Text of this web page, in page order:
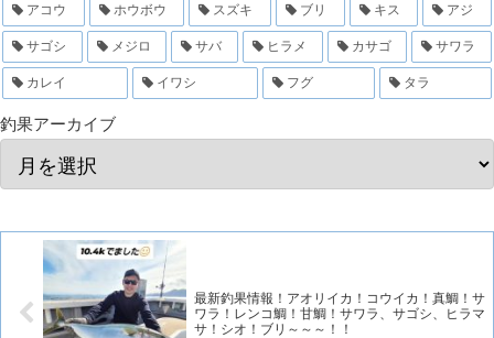
アコウ ホウボウ スズキ ブリ キス アジ
サゴシ メジロ サバ ヒラメ カサゴ サワラ
カレイ イワシ フグ タラ
釣果アーカイブ
最新釣果情報！アオリイカ！コウイカ！真鯛！サ
ワラ！レンコ鯛！甘鯛！サワラ、サゴシ、ヒラマ
サ！シオ！ブリ～～～！！